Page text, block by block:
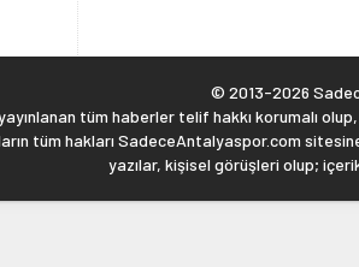
© 2013-2026
tüm haberler telif hakkı korumalı
tüm hakları SadeceAntalyaspor.com
yazılar, kişisel görüşleri olup;